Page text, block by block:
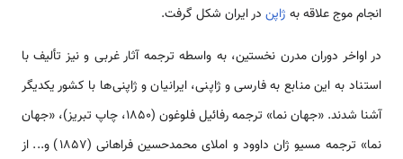
انجام موج علاقه به ژاپن در ایران شکل گرفت.
در اواخر دوران مدرن نخستین، به واسطه ترجمه آثار غربی و نیز تألیف با
استناد به این منابع به فارسی و ژاپنی، ایرانیان و ژاپنی‌ها با کشور یکدیگر
آشنا شدند. «جهان نما» ترجمه رفائیل فلوغون (1850، چاپ تبریز)، «جهان
نما» ترجمه مسیو ژان داوود و املای محمدحسین فراهانی (1857) و... از